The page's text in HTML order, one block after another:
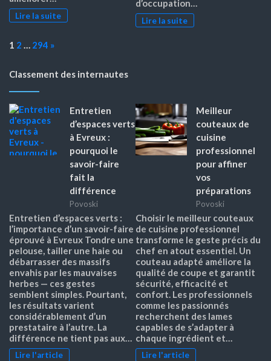
Lire la suite
d’occupation…
Lire la suite
Page:
1 2 … 294 Next
»
Classement des internautes
Entretien
d’espaces verts
à Evreux :
pourquoi le
savoir-faire
fait la
différence
Povoski
Entretien d’espaces verts :
l’importance d’un savoir-faire
éprouvé à Evreux Tondre une
pelouse, tailler une haie ou
débarrasser des massifs
envahis par les mauvaises
herbes — ces gestes
semblent simples. Pourtant,
les résultats varient
considérablement d’un
prestataire à l’autre. La
différence ne tient pas aux…
Lire l'article
Meilleur
couteaux de
cuisine
professionnel
pour affiner
vos
préparations
Povoski
Choisir le meilleur couteaux
de cuisine professionnel
transforme le geste précis du
chef en atout essentiel. Un
couteau adapté améliore la
qualité de coupe et garantit
sécurité, efficacité et
confort. Les professionnels
comme les passionnés
recherchent des lames
capables de s’adapter à
chaque ingrédient et…
Lire l'article